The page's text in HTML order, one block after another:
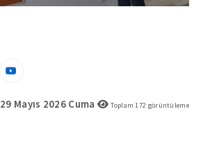
29 Mayıs 2026 Cuma Toplam172 görüntüleme